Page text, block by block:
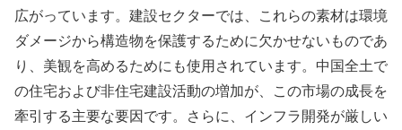
広がっています。建設セクターでは、これらの素材は環境
ダメージから構造物を保護するために欠かせないものであ
り、美観を高めるためにも使用されています。中国全土で
の住宅および非住宅建設活動の増加が、この市場の成長を
牽引する主要な要因です。さらに、インフラ開発が厳しい